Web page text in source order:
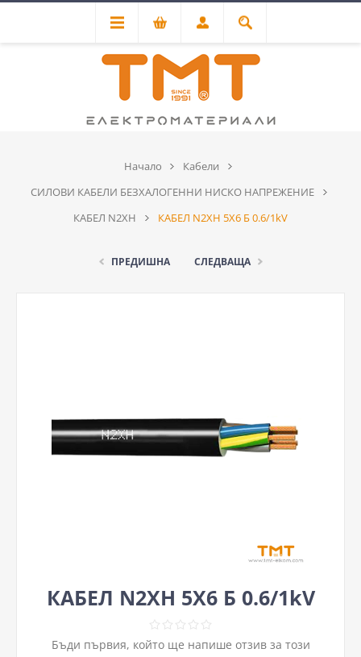
Начало
Кабели
СИЛОВИ КАБЕЛИ БЕЗХАЛОГEННИ НИСКО НАПРЕЖЕНИЕ
КАБЕЛ N2XH
КАБЕЛ N2XH 5Х6 Б 0.6/1kV
ПРЕДИШНА СЛЕДВАЩА
КАБЕЛ N2XH 5Х6 Б 0.6/1kV
Бъди първия, който ще напише отзив за този